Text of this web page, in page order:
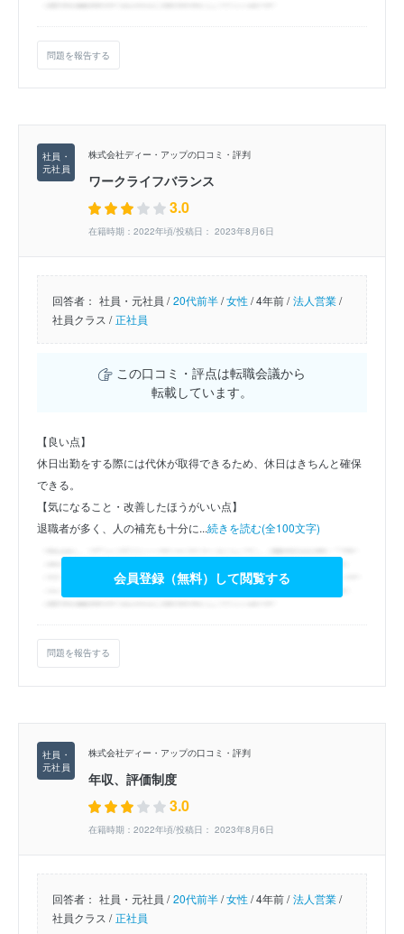
問題を報告する
株式会社ディー・アップの口コミ・評判
ワークライフバランス
3.0
在籍時期：2022年頃/投稿日： 2023年8月6日
回答者： 社員・元社員 / 20代前半/女性/4年前 / 法人営業/
社員クラス / 正社員
この口コミ・評点は転職会議から
転載しています。
【良い点】
休日出勤をする際には代休が取得できるため、休日はきちんと確保
できる。
【気になること・改善したほうがいい点】
退職者が多く、人の補充も十分に...続きを読む(全100文字)
会員登録（無料）して閲覧する
問題を報告する
株式会社ディー・アップの口コミ・評判
年収、評価制度
3.0
在籍時期：2022年頃/投稿日： 2023年8月6日
回答者： 社員・元社員 / 20代前半/女性/4年前 / 法人営業/
社員クラス / 正社員